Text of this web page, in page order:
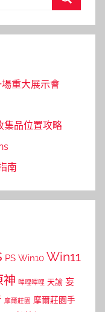
重大展示會
集品位置攻略
南
PS Win10 Win11
神 嗶哩嗶哩 天諭 妄
摩爾莊園 摩爾莊園手